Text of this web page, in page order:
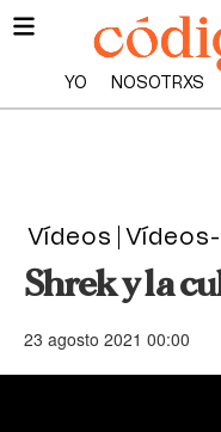
YO NOSOTRXS
Vídeos
Shrek y la
23 agosto 2021 00:00